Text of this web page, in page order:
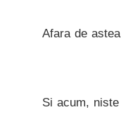
Afara de
Si acum,